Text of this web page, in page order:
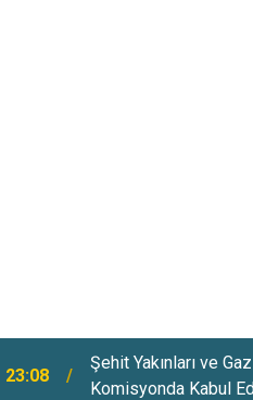
22:26
Üsküdar'da Bazı
Trafiğe Kapatılacak